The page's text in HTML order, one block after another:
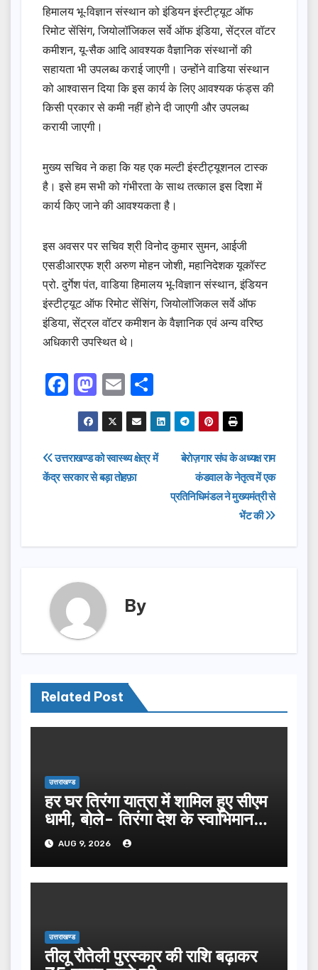
हिमालय भू-विज्ञान संस्थान को इंडियन इंस्टीट्यूट ऑफ
रिमोट सेंसिंग, जियोलॉजिकल सर्वे ऑफ इंडिया, सेंट्रल वॉटर
कमीशन, यू-सैक आदि आवश्यक वैज्ञानिक संस्थानों की
सहायता भी उपलब्ध कराई जाएगी। उन्होंने वाडिया संस्थान
को आश्वासन दिया कि इस कार्य के लिए आवश्यक फंड्स की
किसी प्रकार से कमी नहीं होने दी जाएगी और उपलब्ध
करायी जाएगी।
मुख्य सचिव ने कहा कि यह एक मल्टी इंस्टीट्यूशनल टास्क
है। इसे हम सभी को गंभीरता के साथ तत्काल इस दिशा में
कार्य किए जाने की आवश्यकता है।
इस अवसर पर सचिव श्री विनोद कुमार सुमन, आईजी
एसडीआरएफ श्री अरुण मोहन जोशी, महानिदेशक यूकॉस्ट
प्रो. दुर्गेश पंत, वाडिया हिमालय भू-विज्ञान संस्थान, इंडियन
इंस्टीट्यूट ऑफ रिमोट सेंसिंग, जियोलॉजिकल सर्वे ऑफ
इंडिया, सेंट्रल वॉटर कमीशन के वैज्ञानिक एवं अन्य वरिष्ठ
अधिकारी उपस्थित थे।
F
a
c
e
b
k
M
a
st
o
d
E
m
ail
h
ar
e
Post
navigation
बेरोज़गार संघ के अध्यक्ष राम
कंडवाल के नेतृत्व में एक
प्रतिनिधिमंडल ने मुख्यमंत्री से
भेंट की
उत्तराखण्ड को स्वास्थ्य क्षेत्र में
केंद्र सरकार से बड़ा तोहफ़ा
By
Related Post
उत्तराखण्ड
हर घर तिरंगा यात्रा में शामिल हुए सीएम
धामी, बोले- तिरंगा देश के स्वाभिमान
का प्रतीक
AUG 9, 2026
उत्तराखण्ड
तीलू रौतेली पुरस्कार की राशि बढ़ाकर